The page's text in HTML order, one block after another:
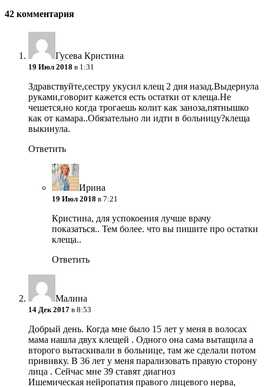
42 комментария
Гусева Кристина
19 Июл 2018 в 1:31
Здравствуйте,сестру укусил клещ 2 дня назад.Выдернула
руками,говорит кажется есть остатки от клеща.Не
чешется,но когда трогаешь колит как заноза,пятнышко
как от камара..Обязательно ли идти в больницу?клеща
выкинула.
Ответить
Ирина
19 Июл 2018 в 7:21
Кристина, для успокоения лучше врачу
показаться.. Тем более. что вы пишите про остатки
клеща..
Ответить
Малина
14 Дек 2017 в 8:53
Добрый день. Когда мне было 15 лет у меня в волосах
мама нашла двух клещей . Одного она сама вытащила а
второго вытаскивали в больнице, там же сделали потом
прививку. В 36 лет у меня парализовать правую сторону
лица . Сейчас мне 39 ставят диагноз
Ишемическая нейропатия правого лицевого нерва,